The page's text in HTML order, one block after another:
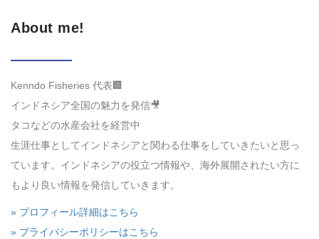
About me!
Kenndo Fisheries 代表🏢
インドネシア全国の魅力を発信🎥
タコなどの水産会社を経営中
生涯仕事としてインドネシアと関わる仕事をしていきたいと思っ
ています。インドネシアの役立つ情報や、海外展開されたい方に
もより良い情報を発信していきます。
» プロフィール詳細はこちら
» プライバシーポリシーはこちら